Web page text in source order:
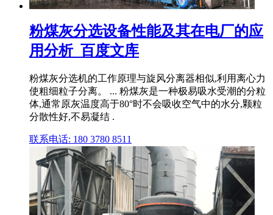
粉煤灰分选设备性能及其在电厂的应
用分析_百度文库
粉煤灰分选机的工作原理与旋风分离器相似,利用离心力
使粗细粒子分离。 ... 粉煤灰是一种极易吸水受潮的分粒
体,通常原灰温度高于80°时不会吸收空气中的水分,颗粒
分散性好,不易凝结 .
联系电话: 180 3780 8511